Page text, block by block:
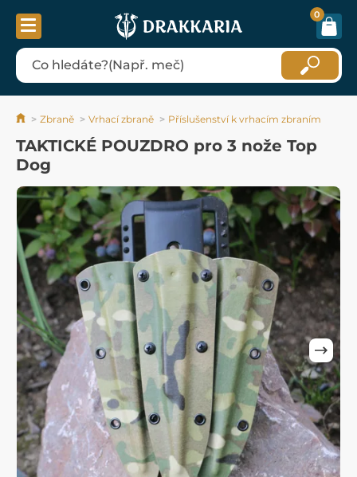
0
Zbraně Vrhací zbraně Příslušenství k vrhacím zbraním
TAKTICKÉ POUZDRO pro 3 nože Top
Dog